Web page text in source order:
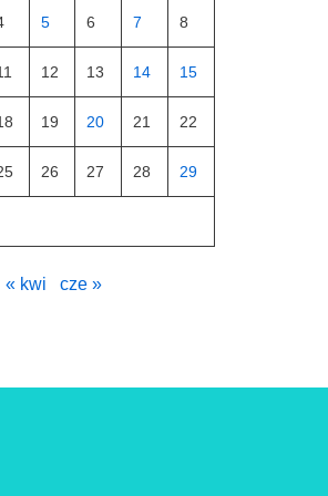
5 6 7 8
12 13 14 15
19 20 21 22
26 27 28 29
« kwi cze »